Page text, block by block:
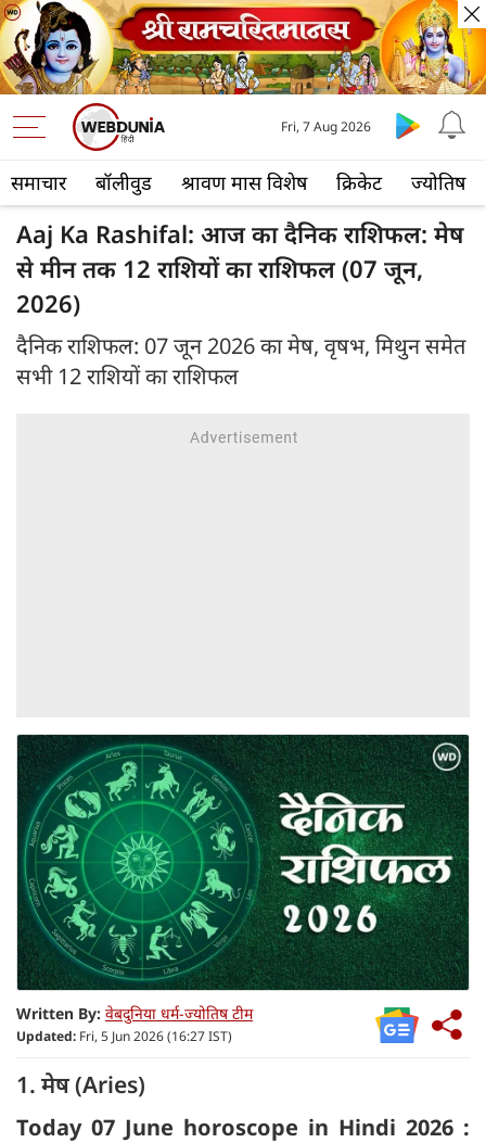
समाचार बॉलीवुड श्रावण मास विशेष क्रिकेट ज्योतिष
Fri, 7 Aug 2026
Aaj Ka Rashifal: आज का दैनिक राशिफल: मेष
से मीन तक 12 राशियों का राशिफल (07 जून,
2026)
दैनिक राशिफल: 07 जून 2026 का मेष, वृषभ, मिथुन समेत
सभी 12 राशियों का राशिफल
Written By: वेबदुनिया धर्म-ज्योतिष टीम
Updated: Fri, 5 Jun 2026 (16:27 IST)
1. मेष (Aries)
Today 07 June horoscope in Hindi 2026 :